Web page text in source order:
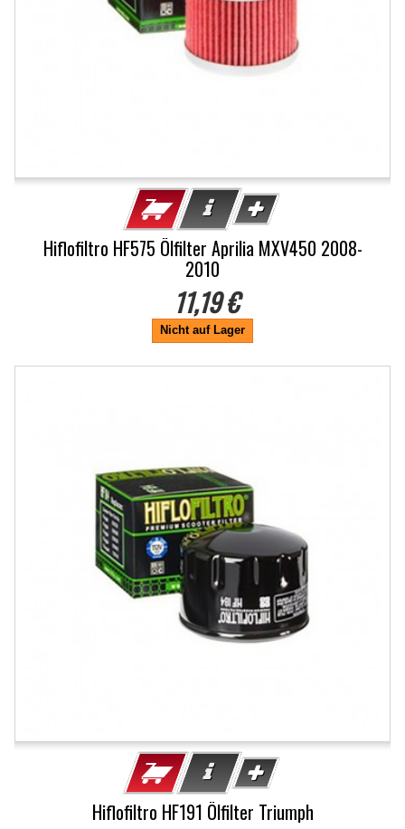
Hiflofiltro HF575 Ölfilter Aprilia MXV450 2008-
2010
11,19 €
Nicht auf Lager
Hiflofiltro HF191 Ölfilter Triumph